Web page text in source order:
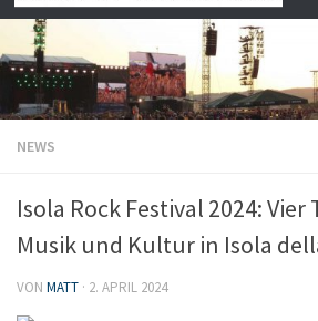
NEWS
Isola Rock Festival 2024: Vier
Musik und Kultur in Isola
VON MATT · 2. APRIL 2024